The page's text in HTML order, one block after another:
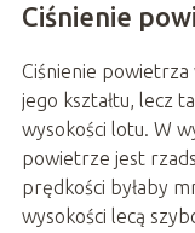
Ciśnienie
Ciśnienie powietrza
jego kształtu, lecz
wysokości lotu. W
powietrze jest
prędkości byłaby
wysokości lecą